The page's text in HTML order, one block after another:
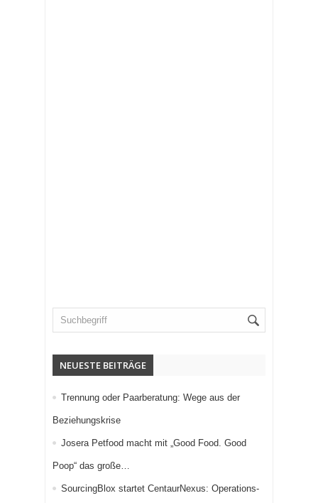
NEUESTE BEITRÄGE
Trennung oder Paarberatung: Wege aus der
Beziehungskrise
Josera Petfood macht mit „Good Food. Good
Poop“ das große…
SourcingBlox startet CentaurNexus: Operations-